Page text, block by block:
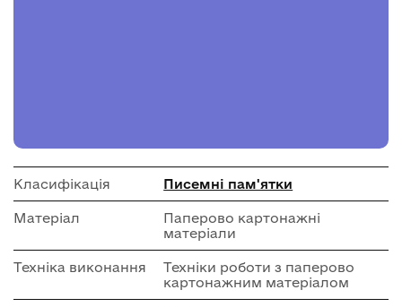
Класифікація Писемні пам'ятки
Матеріал
Паперово картонажні
матеріали
Техніка виконання
Техніки роботи з паперово
картонажним матеріалом